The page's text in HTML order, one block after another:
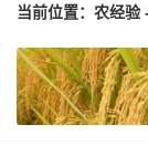
当前位置： 农经验-